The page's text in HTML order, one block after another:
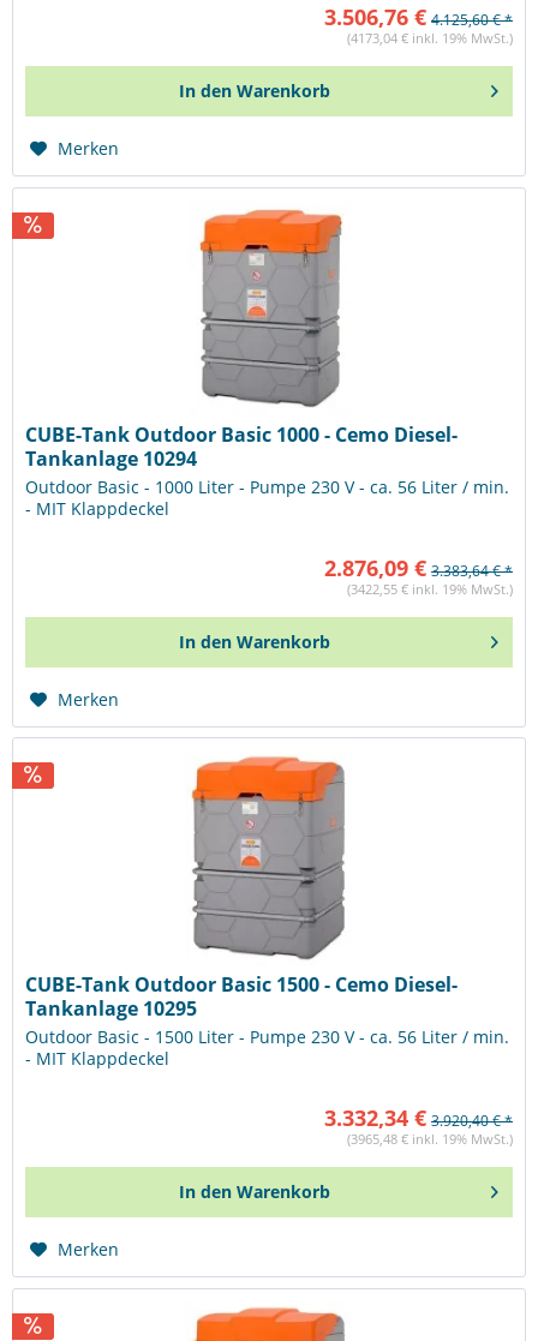
3.506,76 € 4.125,60 € *
(4173,04 € inkl. 19% MwSt.)
In den Warenkorb
Merken
CUBE-Tank Outdoor Basic 1000 - Cemo Diesel-
Tankanlage 10294
Outdoor Basic - 1000 Liter - Pumpe 230 V - ca. 56 Liter / min.
- MIT Klappdeckel
2.876,09 € 3.383,64 € *
(3422,55 € inkl. 19% MwSt.)
In den Warenkorb
Merken
CUBE-Tank Outdoor Basic 1500 - Cemo Diesel-
Tankanlage 10295
Outdoor Basic - 1500 Liter - Pumpe 230 V - ca. 56 Liter / min.
- MIT Klappdeckel
3.332,34 € 3.920,40 € *
(3965,48 € inkl. 19% MwSt.)
In den Warenkorb
Merken